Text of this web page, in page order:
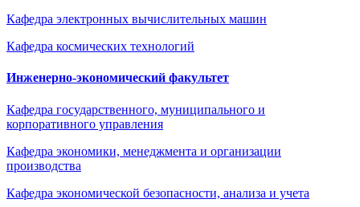
Кафедра электронных вычислительных машин
Кафедра космических технологий
Инженерно-экономический факультет
Кафедра государственного, муниципального и
корпоративного управления
Кафедра экономики, менеджмента и организации
производства
Кафедра экономической безопасности, анализа и учета